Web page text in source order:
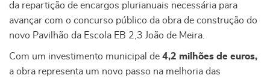
da repartição de encargos plurianuais necessária para
avançar com o concurso público da obra de construção do
novo Pavilhão da Escola EB 2,3 João de Meira.
Com um investimento municipal de 4,2 milhões de euros,
a obra representa um novo passo na melhoria das